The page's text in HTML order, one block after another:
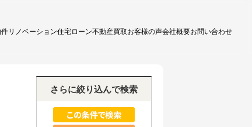
リノベーション住宅ローン不動産買取お客様の声会社概要お問い合わせ
さらに絞り込んで検索